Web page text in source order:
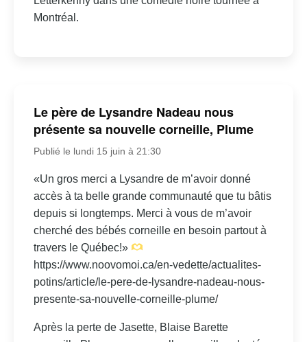
Montréal.
Le père de Lysandre Nadeau nous
présente sa nouvelle corneille, Plume
Publié le lundi 15 juin à 21:30
«Un gros merci a Lysandre de m’avoir donné
accès à ta belle grande communauté que tu bâtis
depuis si longtemps. Merci à vous de m’avoir
cherché des bébés corneille en besoin partout à
travers le Québec!»
https://www.noovomoi.ca/en-vedette/actualites-
potins/article/le-pere-de-lysandre-nadeau-nous-
presente-sa-nouvelle-corneille-plume/
Après la perte de Jasette, Blaise Barette